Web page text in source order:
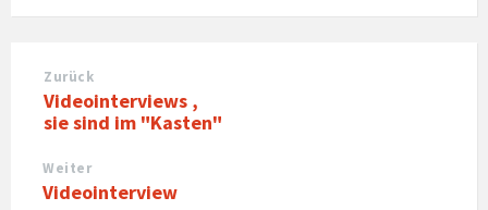
Zurück
Videointerviews ,
sie sind im "Kasten"
Weiter
Videointerview